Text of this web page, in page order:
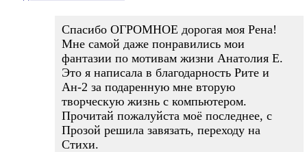
Спасибо ОГРОМНОЕ дорогая моя Рена!
Мне самой даже понравились мои
фантазии по мотивам жизни Анатолия Е.
Это я написала в благодарность Рите и
Ан-2 за подаренную мне вторую
творческую жизнь с компьютером.
Прочитай пожалуйста моё последнее, с
Прозой решила завязать, переходу на
Стихи.